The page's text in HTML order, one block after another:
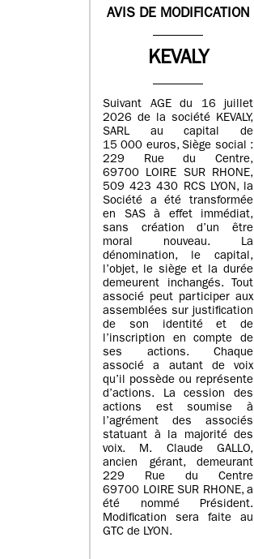
AVIS DE MODIFICATION
KEVALY
Suivant AGE du 16 juillet
2026 de la société KEVALY,
SARL au capital de
15 000 euros, Siège social :
229 Rue du Centre,
69700 LOIRE SUR RHONE,
509 423 430 RCS LYON, la
Société a été transformée
en SAS à effet immédiat,
sans création d’un être
moral nouveau. La
dénomination, le capital,
l’objet, le siège et la durée
demeurent inchangés. Tout
associé peut participer aux
assemblées sur justification
de son identité et de
l’inscription en compte de
ses actions. Chaque
associé a autant de voix
qu’il possède ou représente
d’actions. La cession des
actions est soumise à
l’agrément des associés
statuant à la majorité des
voix. M. Claude GALLO,
ancien gérant, demeurant
229 Rue du Centre
69700 LOIRE SUR RHONE, a
été nommé Président.
Modification sera faite au
GTC de LYON.